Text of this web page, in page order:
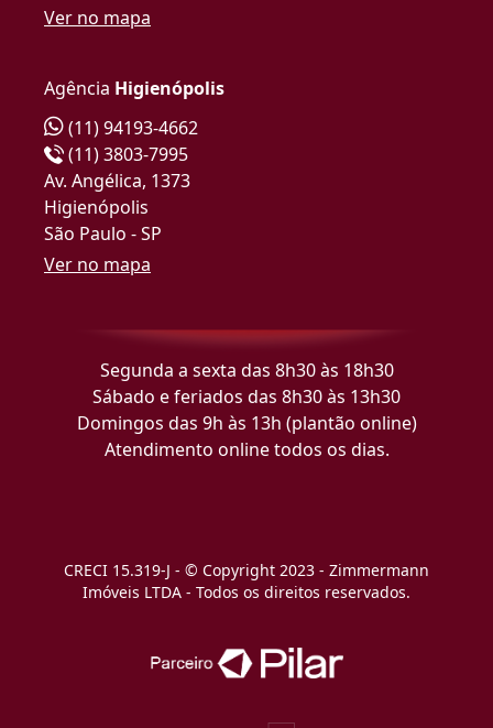
Ver no mapa
Agência Higienópolis
(11) 94193-4662
(11) 3803-7995
Av. Angélica, 1373
Higienópolis
São Paulo - SP
Ver no mapa
Segunda a sexta das 8h30 às 18h30
Sábado e feriados das 8h30 às 13h30
Domingos das 9h às 13h (plantão online)
Atendimento online todos os dias.
CRECI 15.319-J - © Copyright 2023 - Zimmermann
Imóveis LTDA - Todos os direitos reservados.